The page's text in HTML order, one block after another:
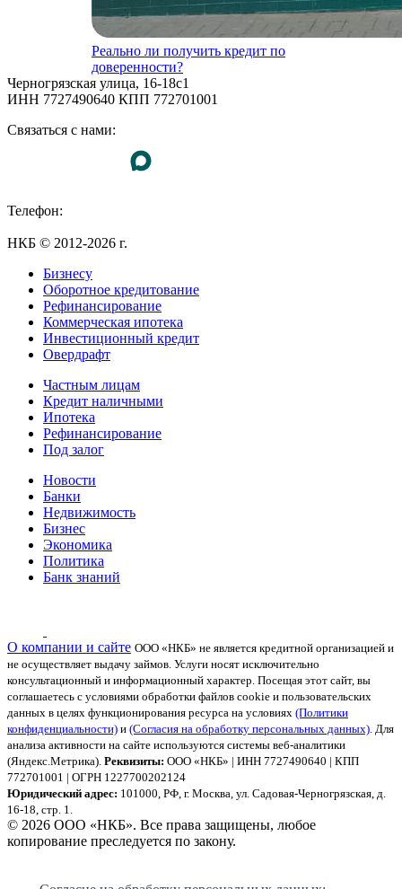
Реально ли получить кредит по
доверенности?
Черногрязская улица, 16-18с1
ИНН 7727490640 КПП 772701001
Связаться с нами:
Телефон:
НКБ © 2012-2026 г.
Бизнесу
Оборотное кредитование
Рефинансирование
Коммерческая ипотека
Инвестиционный кредит
Овердрафт
Частным лицам
Кредит наличными
Ипотека
Рефинансирование
Под залог
Новости
Банки
Недвижимость
Бизнес
Экономика
Политика
Банк знаний
О компании и сайте ООО «НКБ» не является кредитной организацией и
не осуществляет выдачу займов. Услуги носят исключительно
консультационный и информационный характер. Посещая этот сайт, вы
соглашаетесь с условиями обработки файлов cookie и пользовательских
данных в целях функционирования ресурса на условиях (Политики
конфиденциальности) и (Согласия на обработку персональных данных). Для
анализа активности на сайте используются системы веб-аналитики
(Яндекс.Метрика). Реквизиты: ООО «НКБ» | ИНН 7727490640 | КПП
772701001 | ОГРН 1227700202124
Юридический адрес: 101000, РФ, г. Москва, ул. Садовая-Черногрязская, д.
16-18, стр. 1.
© 2026 ООО «НКБ». Все права защищены, любое
копирование преследуется по закону.